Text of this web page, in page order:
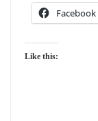
Facebook
Like this: